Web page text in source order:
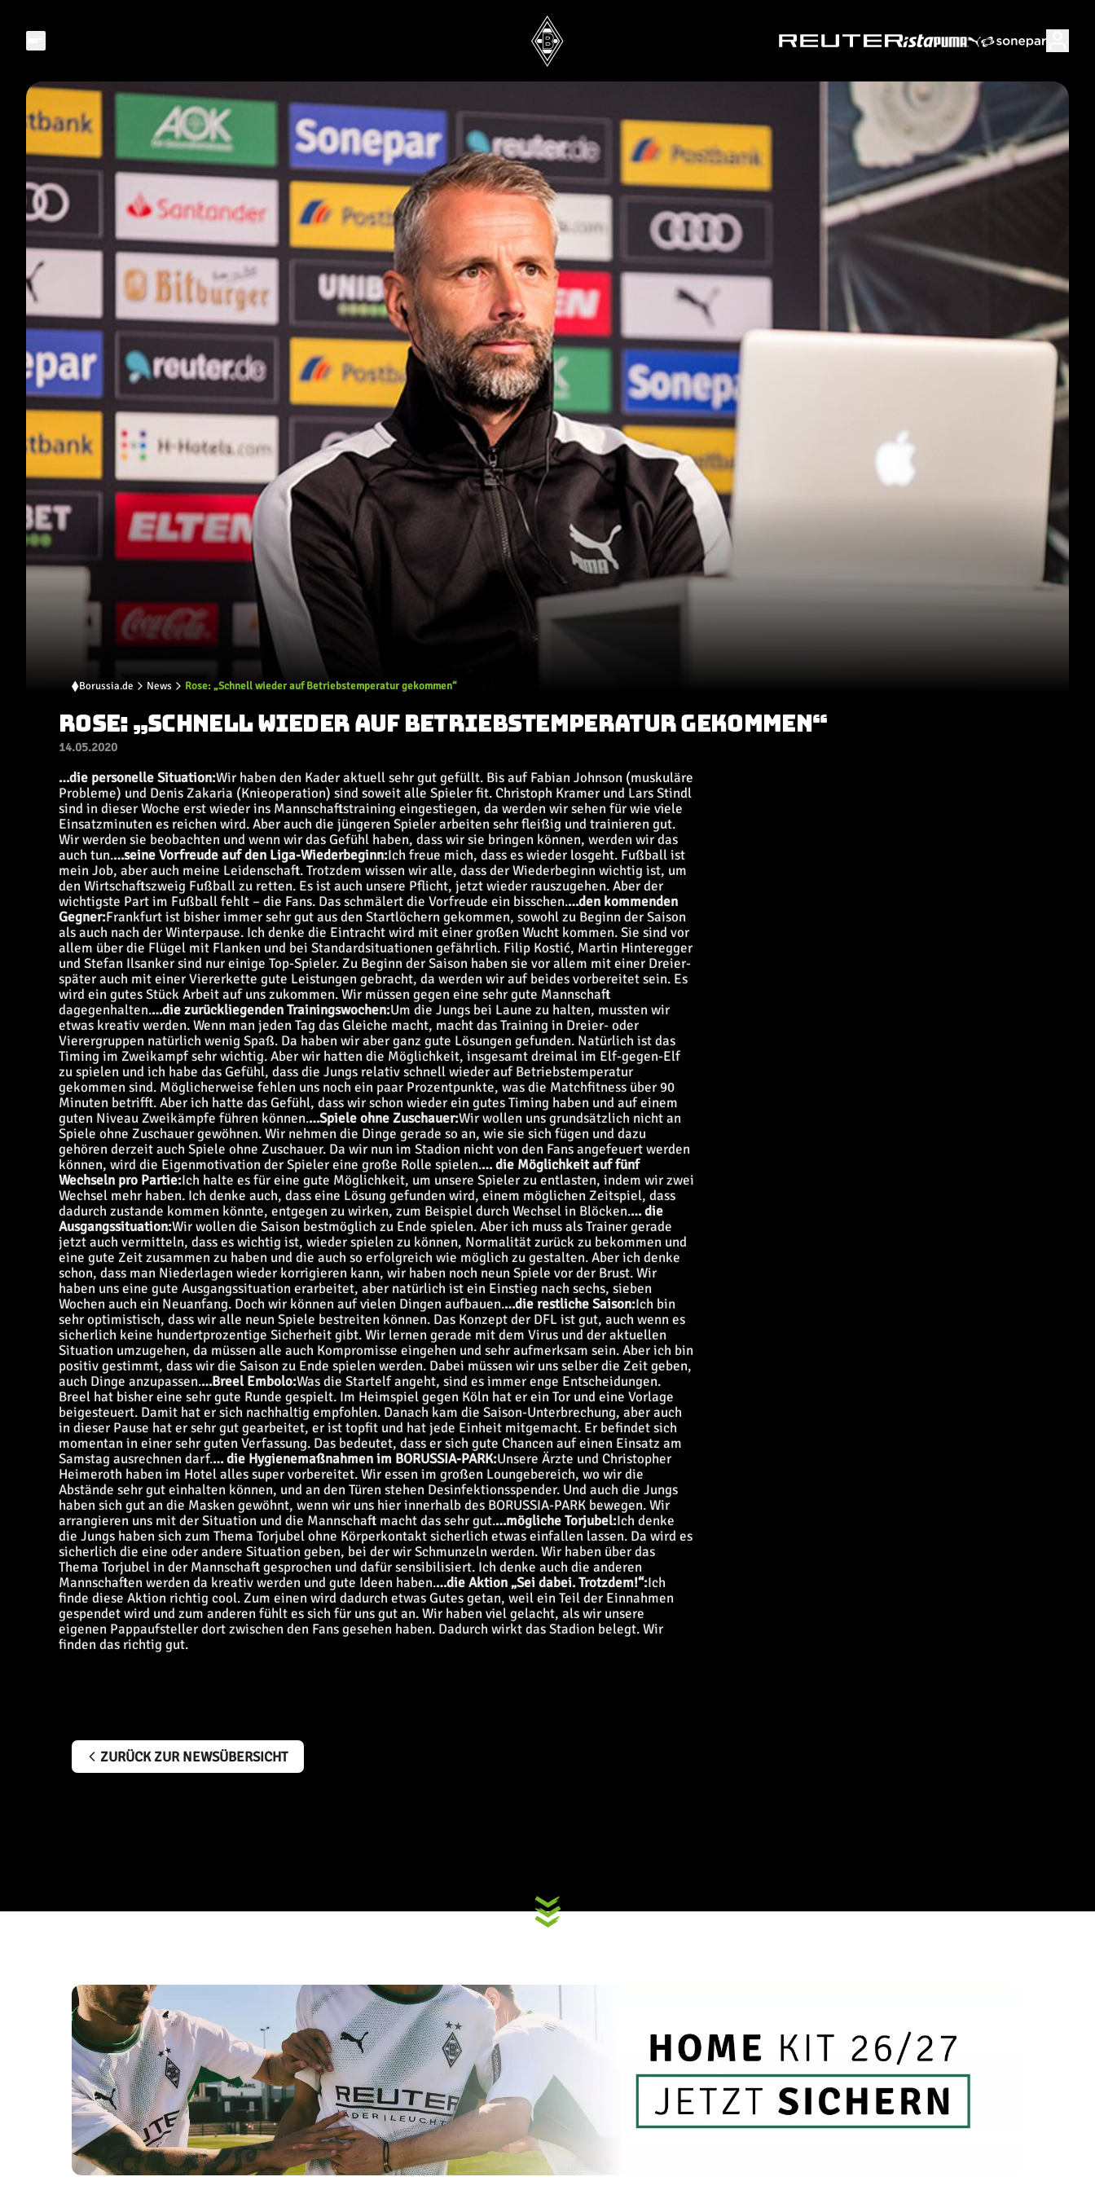
Borussia.de News Rose: „Schnell wieder auf Betriebstemperatur gekommen“
ROSE: „SCHNELL WIEDER AUF BETRIEBSTEMPERATUR GEKOMMEN“
14.05.2020
…die personelle Situation:Wir haben den Kader aktuell sehr gut gefüllt. Bis auf Fabian Johnson (muskuläre
Probleme) und Denis Zakaria (Knieoperation) sind soweit alle Spieler fit. Christoph Kramer und Lars Stindl
sind in dieser Woche erst wieder ins Mannschaftstraining eingestiegen, da werden wir sehen für wie viele
Einsatzminuten es reichen wird. Aber auch die jüngeren Spieler arbeiten sehr fleißig und trainieren gut.
Wir werden sie beobachten und wenn wir das Gefühl haben, dass wir sie bringen können, werden wir das
auch tun.…seine Vorfreude auf den Liga-Wiederbeginn:Ich freue mich, dass es wieder losgeht. Fußball ist
mein Job, aber auch meine Leidenschaft. Trotzdem wissen wir alle, dass der Wiederbeginn wichtig ist, um
den Wirtschaftszweig Fußball zu retten. Es ist auch unsere Pflicht, jetzt wieder rauszugehen. Aber der
wichtigste Part im Fußball fehlt – die Fans. Das schmälert die Vorfreude ein bisschen.…den kommenden
Gegner:Frankfurt ist bisher immer sehr gut aus den Startlöchern gekommen, sowohl zu Beginn der Saison
als auch nach der Winterpause. Ich denke die Eintracht wird mit einer großen Wucht kommen. Sie sind vor
allem über die Flügel mit Flanken und bei Standardsituationen gefährlich. Filip Kostić, Martin Hinteregger
und Stefan Ilsanker sind nur einige Top-Spieler. Zu Beginn der Saison haben sie vor allem mit einer Dreier-
später auch mit einer Viererkette gute Leistungen gebracht, da werden wir auf beides vorbereitet sein. Es
wird ein gutes Stück Arbeit auf uns zukommen. Wir müssen gegen eine sehr gute Mannschaft
dagegenhalten.…die zurückliegenden Trainingswochen:Um die Jungs bei Laune zu halten, mussten wir
etwas kreativ werden. Wenn man jeden Tag das Gleiche macht, macht das Training in Dreier- oder
Vierergruppen natürlich wenig Spaß. Da haben wir aber ganz gute Lösungen gefunden. Natürlich ist das
Timing im Zweikampf sehr wichtig. Aber wir hatten die Möglichkeit, insgesamt dreimal im Elf-gegen-Elf
zu spielen und ich habe das Gefühl, dass die Jungs relativ schnell wieder auf Betriebstemperatur
gekommen sind. Möglicherweise fehlen uns noch ein paar Prozentpunkte, was die Matchfitness über 90
Minuten betrifft. Aber ich hatte das Gefühl, dass wir schon wieder ein gutes Timing haben und auf einem
guten Niveau Zweikämpfe führen können.…Spiele ohne Zuschauer:Wir wollen uns grundsätzlich nicht an
Spiele ohne Zuschauer gewöhnen. Wir nehmen die Dinge gerade so an, wie sie sich fügen und dazu
gehören derzeit auch Spiele ohne Zuschauer. Da wir nun im Stadion nicht von den Fans angefeuert werden
können, wird die Eigenmotivation der Spieler eine große Rolle spielen.… die Möglichkeit auf fünf
Wechseln pro Partie:Ich halte es für eine gute Möglichkeit, um unsere Spieler zu entlasten, indem wir zwei
Wechsel mehr haben. Ich denke auch, dass eine Lösung gefunden wird, einem möglichen Zeitspiel, dass
dadurch zustande kommen könnte, entgegen zu wirken, zum Beispiel durch Wechsel in Blöcken.… die
Ausgangssituation:Wir wollen die Saison bestmöglich zu Ende spielen. Aber ich muss als Trainer gerade
jetzt auch vermitteln, dass es wichtig ist, wieder spielen zu können, Normalität zurück zu bekommen und
eine gute Zeit zusammen zu haben und die auch so erfolgreich wie möglich zu gestalten. Aber ich denke
schon, dass man Niederlagen wieder korrigieren kann, wir haben noch neun Spiele vor der Brust. Wir
haben uns eine gute Ausgangssituation erarbeitet, aber natürlich ist ein Einstieg nach sechs, sieben
Wochen auch ein Neuanfang. Doch wir können auf vielen Dingen aufbauen.…die restliche Saison:Ich bin
sehr optimistisch, dass wir alle neun Spiele bestreiten können. Das Konzept der DFL ist gut, auch wenn es
sicherlich keine hundertprozentige Sicherheit gibt. Wir lernen gerade mit dem Virus und der aktuellen
Situation umzugehen, da müssen alle auch Kompromisse eingehen und sehr aufmerksam sein. Aber ich bin
positiv gestimmt, dass wir die Saison zu Ende spielen werden. Dabei müssen wir uns selber die Zeit geben,
auch Dinge anzupassen.…Breel Embolo:Was die Startelf angeht, sind es immer enge Entscheidungen.
Breel hat bisher eine sehr gute Runde gespielt. Im Heimspiel gegen Köln hat er ein Tor und eine Vorlage
beigesteuert. Damit hat er sich nachhaltig empfohlen. Danach kam die Saison-Unterbrechung, aber auch
in dieser Pause hat er sehr gut gearbeitet, er ist topfit und hat jede Einheit mitgemacht. Er befindet sich
momentan in einer sehr guten Verfassung. Das bedeutet, dass er sich gute Chancen auf einen Einsatz am
Samstag ausrechnen darf.… die Hygienemaßnahmen im BORUSSIA-PARK:Unsere Ärzte und Christopher
Heimeroth haben im Hotel alles super vorbereitet. Wir essen im großen Loungebereich, wo wir die
Abstände sehr gut einhalten können, und an den Türen stehen Desinfektionsspender. Und auch die Jungs
haben sich gut an die Masken gewöhnt, wenn wir uns hier innerhalb des BORUSSIA-PARK bewegen. Wir
arrangieren uns mit der Situation und die Mannschaft macht das sehr gut.…mögliche Torjubel:Ich denke
die Jungs haben sich zum Thema Torjubel ohne Körperkontakt sicherlich etwas einfallen lassen. Da wird es
sicherlich die eine oder andere Situation geben, bei der wir Schmunzeln werden. Wir haben über das
Thema Torjubel in der Mannschaft gesprochen und dafür sensibilisiert. Ich denke auch die anderen
Mannschaften werden da kreativ werden und gute Ideen haben.…die Aktion „Sei dabei. Trotzdem!“:Ich
finde diese Aktion richtig cool. Zum einen wird dadurch etwas Gutes getan, weil ein Teil der Einnahmen
gespendet wird und zum anderen fühlt es sich für uns gut an. Wir haben viel gelacht, als wir unsere
eigenen Pappaufsteller dort zwischen den Fans gesehen haben. Dadurch wirkt das Stadion belegt. Wir
finden das richtig gut.
ZURÜCK ZUR NEWSÜBERSICHT